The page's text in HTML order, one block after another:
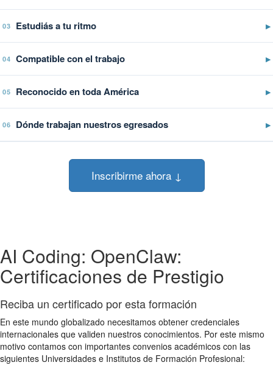
03 Estudiás a tu ritmo ▶
04 Compatible con el trabajo ▶
05 Reconocido en toda América ▶
06 Dónde trabajan nuestros egresados ▶
Inscribirme ahora ↓
AI Coding: OpenClaw:
Certificaciones de Prestigio
Reciba un certificado por esta formación
En este mundo globalizado necesitamos obtener credenciales
internacionales que validen nuestros conocimientos. Por este mismo
motivo contamos con importantes convenios académicos con las
siguientes Universidades e Institutos de Formación Profesional: